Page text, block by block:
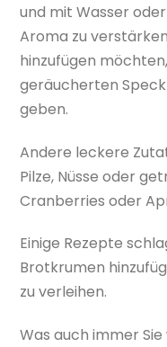
und mit Wasser
Aroma zu
hinzufügen
geräucherten
geben.
Andere leckere
Pilze, Nüsse oder
Cranberries oder
Einige Rezepte
Brotkrumen
zu verleihen.
Was auch immer